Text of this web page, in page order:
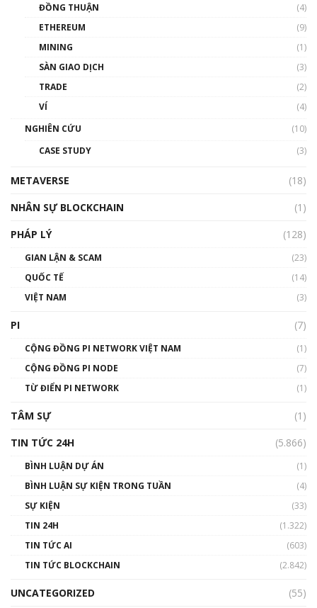
Phổ cập Blockchain
thống & Crypto qua các cuộc chiến | Phổ cập
01:32:59
gió ấm
Talkshow 14: MemeCoin – Trò đùa tỷ đô
01:29:26
ĐỒNG THUẬN
(4)
ETHEREUM
(9)
MINING
(1)
SÀN GIAO DỊCH
(3)
TRADE
(2)
VÍ
(4)
NGHIÊN CỨU
(10)
CASE STUDY
(3)
METAVERSE
(18)
NHÂN SỰ BLOCKCHAIN
(1)
PHÁP LÝ
(128)
GIAN LẬN & SCAM
(23)
QUỐC TẾ
(14)
VIỆT NAM
(3)
PI (7)
CỘNG ĐỒNG PI NETWORK VIỆT NAM
(1)
CỘNG ĐỒNG PI NODE
(7)
TỪ ĐIỂN PI NETWORK
(1)
TÂM SỰ
(1)
TIN TỨC 24H
(5.866)
BÌNH LUẬN DỰ ÁN
(1)
BÌNH LUẬN SỰ KIỆN TRONG TUẦN
(4)
SỰ KIỆN
(33)
TIN 24H
(1.322)
TIN TỨC AI
(603)
TIN TỨC BLOCKCHAIN
(2.842)
UNCATEGORIZED (55)